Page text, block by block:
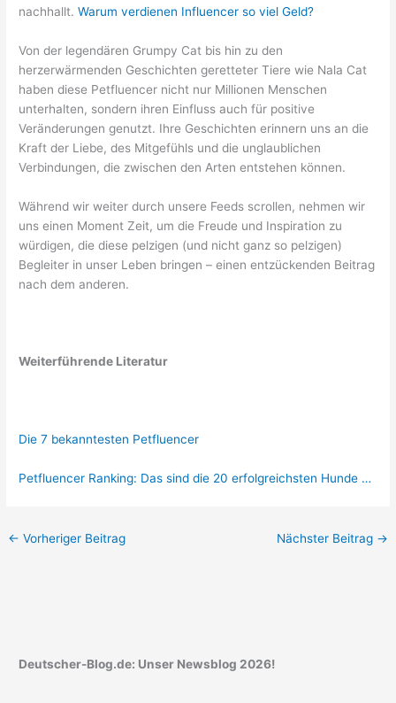
nachhallt.Warum verdienen Influencer so viel Geld?
Von der legendären Grumpy Cat bis hin zu den
herzerwärmenden Geschichten geretteter Tiere wie Nala Cat
haben diese Petfluencer nicht nur Millionen Menschen
unterhalten, sondern ihren Einfluss auch für positive
Veränderungen genutzt. Ihre Geschichten erinnern uns an die
Kraft der Liebe, des Mitgefühls und die unglaublichen
Verbindungen, die zwischen den Arten entstehen können.
Während wir weiter durch unsere Feeds scrollen, nehmen wir
uns einen Moment Zeit, um die Freude und Inspiration zu
würdigen, die diese pelzigen (und nicht ganz so pelzigen)
Begleiter in unser Leben bringen – einen entzückenden Beitrag
nach dem anderen.
Weiterführende Literatur
Die 7 bekanntesten Petfluencer
Petfluencer Ranking: Das sind die 20 erfolgreichsten Hunde …
← Vorheriger Beitrag Nächster Beitrag →
Deutscher-Blog.de: Unser Newsblog 2026!